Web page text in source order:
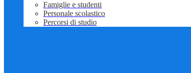
Famiglie e studenti
Personale scolastico
Percorsi di studio